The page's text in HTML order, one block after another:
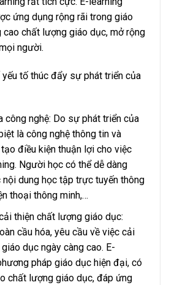
ứng dụng rộng rãi trong giáo
cao chất lượng giáo dục, mở rộng
người.
tố thúc đẩy sự phát triển của
công nghệ: Do sự phát triển của
là công nghệ thông tin và
điều kiện thuận lợi cho việc
Người học có thể dễ dàng
dung học tập trực tuyến thông
thoại thông minh,…
thiện chất lượng giáo dục:
cầu hóa, yêu cầu về việc cải
dục ngày càng cao. E-
pháp giáo dục hiện đại, có
chất lượng giáo dục, đáp ứng